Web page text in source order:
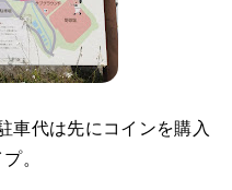
車代は先にコインを購入
。